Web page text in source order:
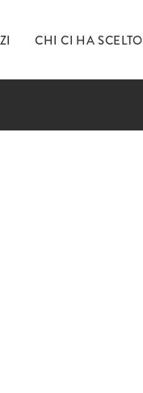
CHI CI HA SCELTO